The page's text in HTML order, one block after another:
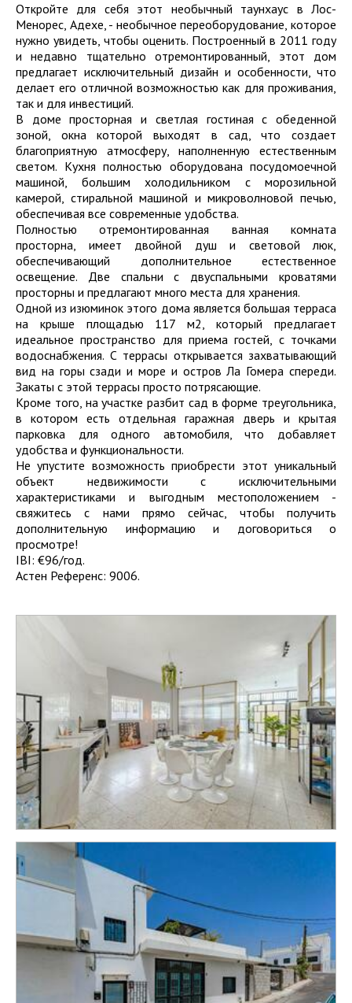
Откройте для себя этот необычный таунхаус в Лос-
Менорес, Адехе, - необычное переоборудование, которое
нужно увидеть, чтобы оценить. Построенный в 2011 году
и недавно тщательно отремонтированный, этот дом
предлагает исключительный дизайн и особенности, что
делает его отличной возможностью как для проживания,
так и для инвестиций.
В доме просторная и светлая гостиная с обеденной
зоной, окна которой выходят в сад, что создает
благоприятную атмосферу, наполненную естественным
светом. Кухня полностью оборудована посудомоечной
машиной, большим холодильником с морозильной
камерой, стиральной машиной и микроволновой печью,
обеспечивая все современные удобства.
Полностью отремонтированная ванная комната
просторна, имеет двойной душ и световой люк,
обеспечивающий дополнительное естественное
освещение. Две спальни с двуспальными кроватями
просторны и предлагают много места для хранения.
Одной из изюминок этого дома является большая терраса
на крыше площадью 117 м2, который предлагает
идеальное пространство для приема гостей, с точками
водоснабжения. С террасы открывается захватывающий
вид на горы сзади и море и остров Ла Гомера спереди.
Закаты с этой террасы просто потрясающие.
Кроме того, на участке разбит сад в форме треугольника,
в котором есть отдельная гаражная дверь и крытая
парковка для одного автомобиля, что добавляет
удобства и функциональности.
Не упустите возможность приобрести этот уникальный
объект недвижимости с исключительными
характеристиками и выгодным местоположением -
свяжитесь с нами прямо сейчас, чтобы получить
дополнительную информацию и договориться о
просмотре!
IBI: €96/год.
Астен Референс: 9006.